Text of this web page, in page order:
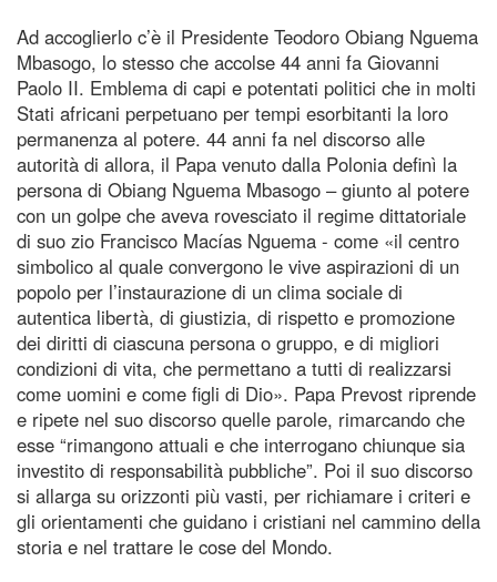
Ad accoglierlo c’è il Presidente Teodoro Obiang Nguema
Mbasogo, lo stesso che accolse 44 anni fa Giovanni
Paolo II. Emblema di capi e potentati politici che in molti
Stati africani perpetuano per tempi esorbitanti la loro
permanenza al potere. 44 anni fa nel discorso alle
autorità di allora, il Papa venuto dalla Polonia definì la
persona di Obiang Nguema Mbasogo – giunto al potere
con un golpe che aveva rovesciato il regime dittatoriale
di suo zio Francisco Macías Nguema - come «il centro
simbolico al quale convergono le vive aspirazioni di un
popolo per l’instaurazione di un clima sociale di
autentica libertà, di giustizia, di rispetto e promozione
dei diritti di ciascuna persona o gruppo, e di migliori
condizioni di vita, che permettano a tutti di realizzarsi
come uomini e come figli di Dio». Papa Prevost riprende
e ripete nel suo discorso quelle parole, rimarcando che
esse “rimangono attuali e che interrogano chiunque sia
investito di responsabilità pubbliche”. Poi il suo discorso
si allarga su orizzonti più vasti, per richiamare i criteri e
gli orientamenti che guidano i cristiani nel cammino della
storia e nel trattare le cose del Mondo.